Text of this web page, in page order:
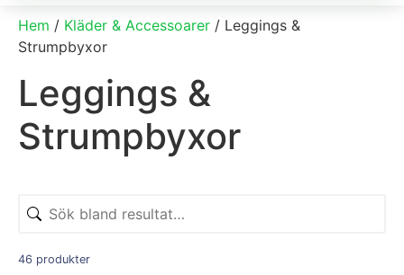
Hem / Kläder & Accessoarer / Leggings &
Strumpbyxor
Leggings &
Strumpbyxor
46 produkter